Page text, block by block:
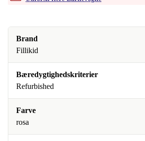
Brand
Fillikid
Bæredygtighedskriterier
Refurbished
Farve
rosa